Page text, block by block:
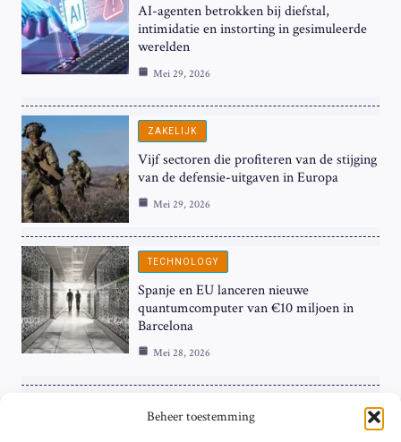
Beheer toestemming
AI-agenten betrokken bij diefstal,
intimidatie en instorting in gesimuleerde
werelden
Mei 29, 2026
ZAKELIJK
Vijf sectoren die profiteren van de stijging
van de defensie-uitgaven in Europa
Mei 29, 2026
TECHNOLOGY
Spanje en EU lanceren nieuwe
quantumcomputer van €10 miljoen in
Barcelona
Mei 28, 2026
TECHNOLOGY